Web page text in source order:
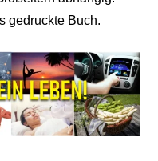
gedruckte Buch.